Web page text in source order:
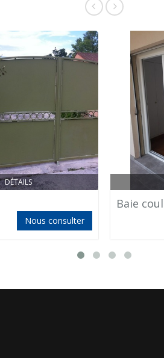
DÉTAILS
Nous consulter
Baie